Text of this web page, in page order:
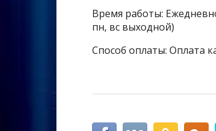
Время работы:
пн, вс выходной)
Способ оплаты: Оплата